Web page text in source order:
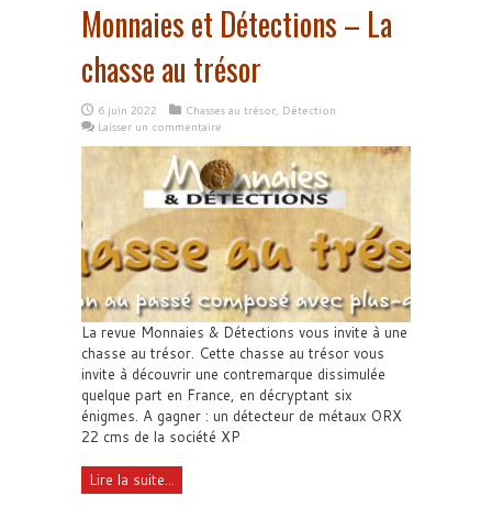
Monnaies et Détections – La
chasse au trésor
6 juin 2022 Chasses au trésor, Détection
Laisser un commentaire
La revue Monnaies & Détections vous invite à une
chasse au trésor. Cette chasse au trésor vous
invite à découvrir une contremarque dissimulée
quelque part en France, en décryptant six
énigmes. A gagner : un détecteur de métaux ORX
22 cms de la société XP
Lire la suite...